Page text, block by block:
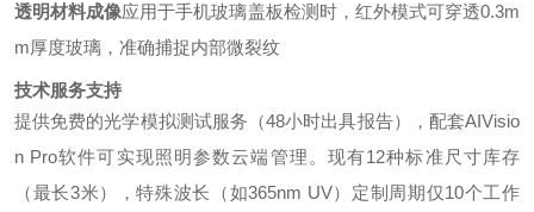
透明材料成像应用于手机玻璃盖板检测时，红外模式可穿透0.3m
m厚度玻璃，准确捕捉内部微裂纹
技术服务支持
提供免费的光学模拟测试服务（48小时出具报告），配套AIVisio
n Pro软件可实现照明参数云端管理。现有12种标准尺寸库存
（最长3米），特殊波长（如365nm UV）定制周期仅10个工作